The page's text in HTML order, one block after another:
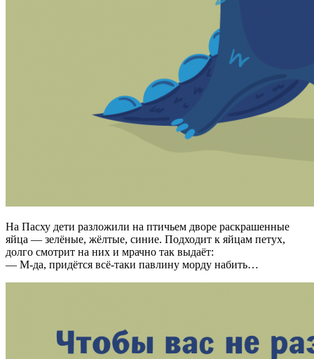
На Пасху дети разложили на птичьем дворе раскрашенные
яйца — зелёные, жёлтые, синие. Подходит к яйцам петух,
долго смотрит на них и мрачно так выдаёт:
— М-да, придётся всё-таки павлину морду набить…